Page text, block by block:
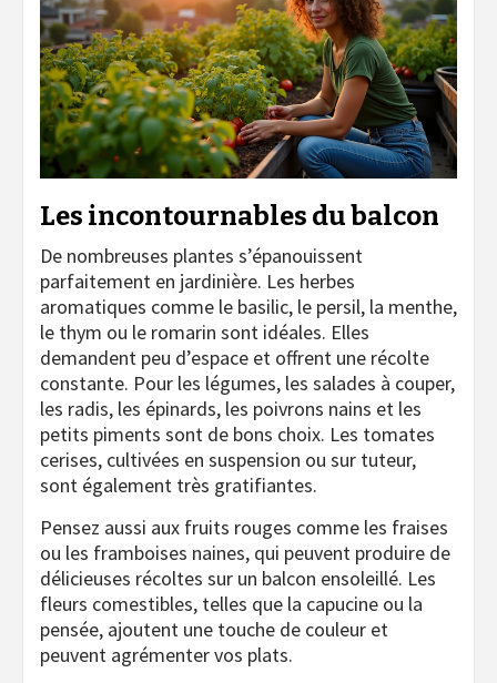
Les incontournables du balcon
De nombreuses plantes s’épanouissent
parfaitement en jardinière. Les herbes
aromatiques comme le basilic, le persil, la menthe,
le thym ou le romarin sont idéales. Elles
demandent peu d’espace et offrent une récolte
constante. Pour les légumes, les salades à couper,
les radis, les épinards, les poivrons nains et les
petits piments sont de bons choix. Les tomates
cerises, cultivées en suspension ou sur tuteur,
sont également très gratifiantes.
Pensez aussi aux fruits rouges comme les fraises
ou les framboises naines, qui peuvent produire de
délicieuses récoltes sur un balcon ensoleillé. Les
fleurs comestibles, telles que la capucine ou la
pensée, ajoutent une touche de couleur et
peuvent agrémenter vos plats.